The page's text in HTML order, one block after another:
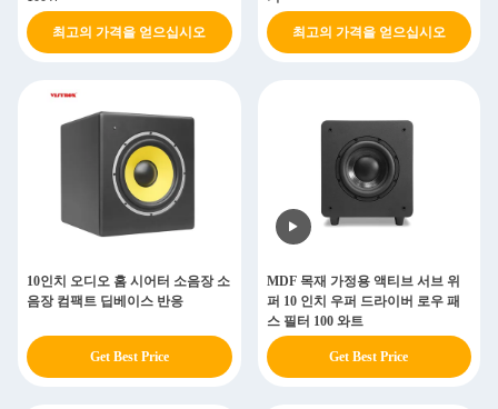
최고의 가격을 얻으십시오 최고의 가격을 얻으십시오
10인치 오디오 홈 시어터 소음장 소
음장 컴팩트 딥베이스 반응
Get Best Price
MDF 목재 가정용 액티브 서브 위
퍼 10 인치 우퍼 드라이버 로우 패
스 필터 100 와트
Get Best Price